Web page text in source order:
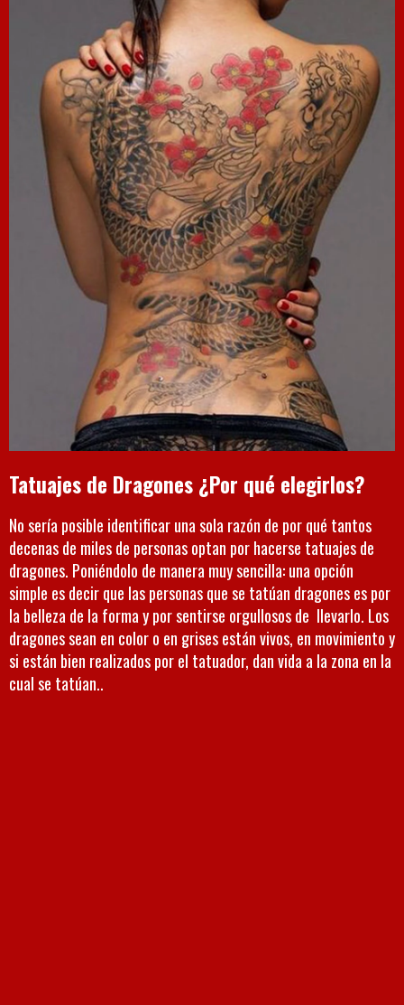
Tatuajes de Dragones ¿Por qué elegirlos?
No sería posible identificar una sola razón de por qué tantos
decenas de miles de personas optan por hacerse tatuajes de
dragones. Poniéndolo de manera muy sencilla: una opción
simple es decir que las personas que se tatúan dragones es por
la belleza de la forma y por sentirse orgullosos de llevarlo. Los
dragones sean en color o en grises están vivos, en movimiento y
si están bien realizados por el tatuador, dan vida a la zona en la
cual se tatúan..